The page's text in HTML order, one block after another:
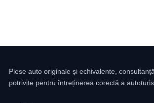
Piese auto originale și echivalente,
potrivite pentru întreținerea corectă a